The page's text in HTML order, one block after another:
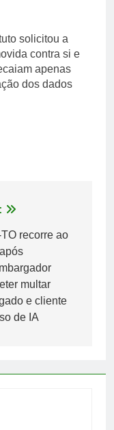
solicitou a
contra si e
apenas
dos dados
recorre ao
multar
e cliente
de IA